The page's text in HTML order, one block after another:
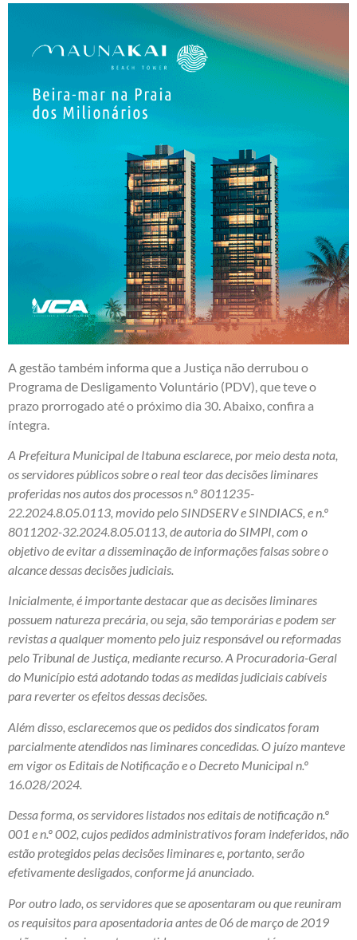
A gestão também informa que a Justiça não derrubou o
Programa de Desligamento Voluntário (PDV), que teve o
prazo prorrogado até o próximo dia 30. Abaixo, confira a
íntegra.
A Prefeitura Municipal de Itabuna esclarece, por meio desta nota,
os servidores públicos sobre o real teor das decisões liminares
proferidas nos autos dos processos n.º 8011235-
22.2024.8.05.0113, movido pelo SINDSERV e SINDIACS, e n.º
8011202-32.2024.8.05.0113, de autoria do SIMPI, com o
objetivo de evitar a disseminação de informações falsas sobre o
alcance dessas decisões judiciais.
Inicialmente, é importante destacar que as decisões liminares
possuem natureza precária, ou seja, são temporárias e podem ser
revistas a qualquer momento pelo juiz responsável ou reformadas
pelo Tribunal de Justiça, mediante recurso. A Procuradoria-Geral
do Município está adotando todas as medidas judiciais cabíveis
para reverter os efeitos dessas decisões.
Além disso, esclarecemos que os pedidos dos sindicatos foram
parcialmente atendidos nas liminares concedidas. O juízo manteve
em vigor os Editais de Notificação e o Decreto Municipal n.º
16.028/2024.
Dessa forma, os servidores listados nos editais de notificação n.º
001 e n.º 002, cujos pedidos administrativos foram indeferidos, não
estão protegidos pelas decisões liminares e, portanto, serão
efetivamente desligados, conforme já anunciado.
Por outro lado, os servidores que se aposentaram ou que reuniram
os requisitos para aposentadoria antes de 06 de março de 2019